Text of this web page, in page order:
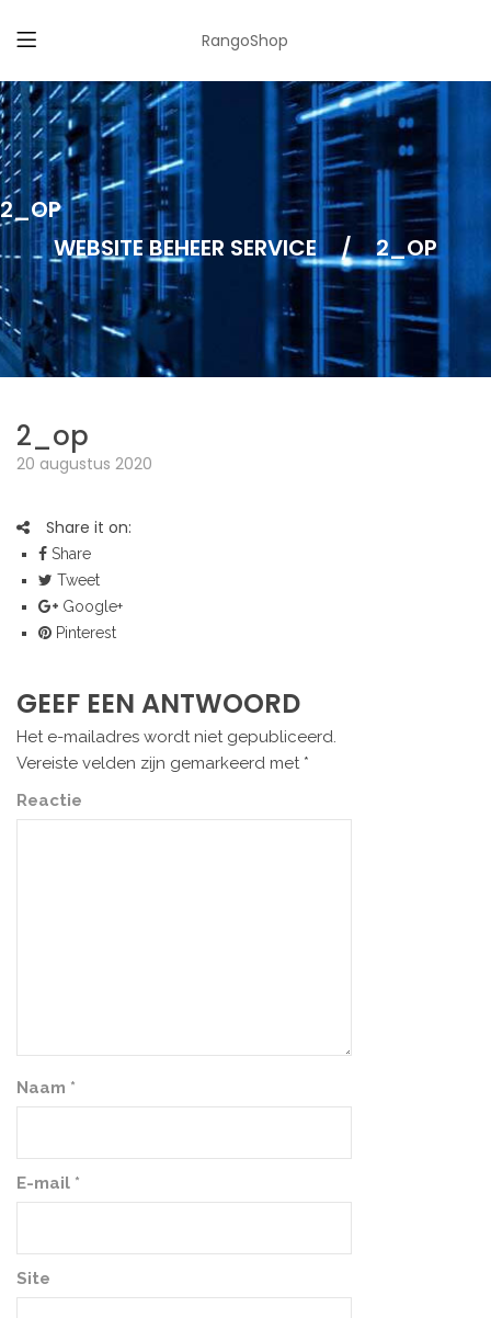
RangoShop
2_OP
WEBSITE BEHEER SERVICE
/ 2_OP
2_op
20 augustus 2020
Share it on:
Share
Tweet
Google+
Pinterest
GEEF EEN ANTWOORD
Het e-mailadres wordt niet gepubliceerd.
Vereiste velden zijn gemarkeerd met *
Reactie
Naam *
E-mail *
Site